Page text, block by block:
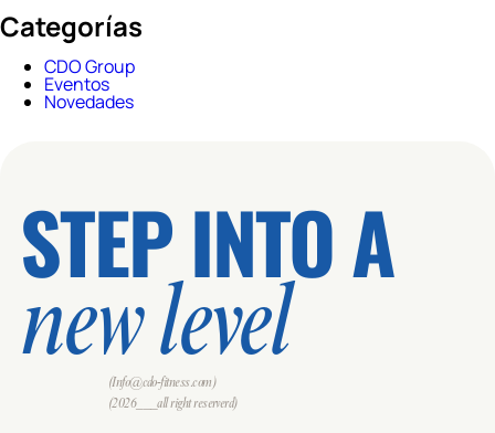
Categorías
CDO Group
Eventos
Novedades
STEP INTO A
new level
(Info@cdo-fitness.com)
(2026___all right reserverd)